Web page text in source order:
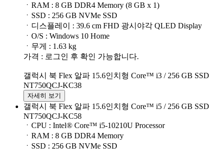
ㆍRAM : 8 GB DDR4 Memory (8 GB x 1)
ㆍSSD : 256 GB NVMe SSD
ㆍ디스플레이 : 39.6 cm FHD 광시야각 QLED Display
ㆍO/S : Windows 10 Home
ㆍ무게 : 1.63 kg
가격 : 로그인 후 확인 가능합니다.
갤럭시 북 Flex 알파 15.6인치형 Core™ i3 / 256 GB SSD
NT750QCJ-KC38
자세히 보기
갤럭시 북 Flex 알파 15.6인치형 Core™ i5 / 256 GB SSD
NT750QCJ-KC58
ㆍCPU : Intel® Core™ i5-10210U Processor
ㆍRAM : 8 GB DDR4 Memory
ㆍSSD : 256 GB NVMe SSD